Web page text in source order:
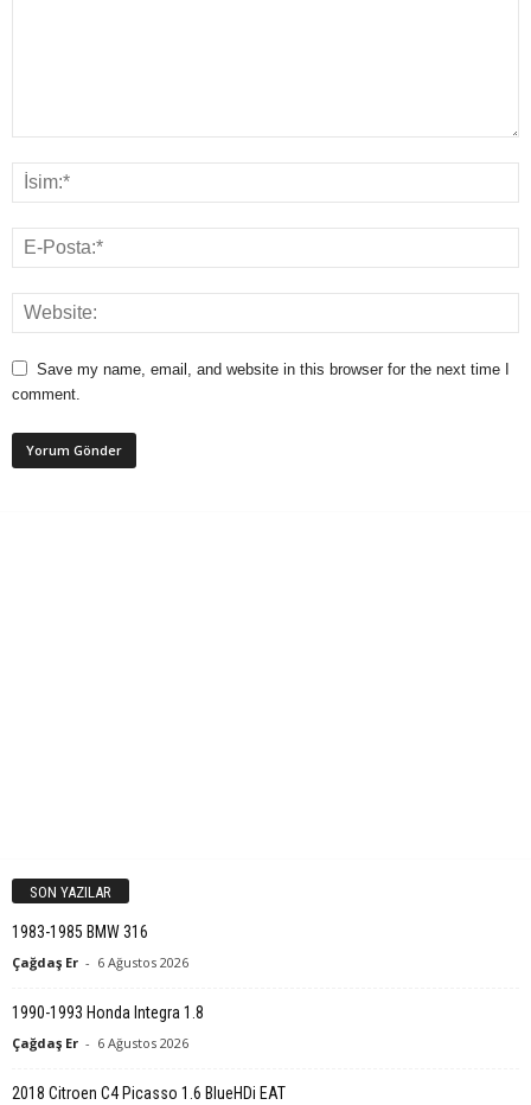
Save my name, email, and website in this browser for the next time I
comment.
SON YAZILAR
1983-1985 BMW 316
Çağdaş Er - 6 Ağustos 2026
1990-1993 Honda Integra 1.8
Çağdaş Er - 6 Ağustos 2026
2018 Citroen C4 Picasso 1.6 BlueHDi EAT